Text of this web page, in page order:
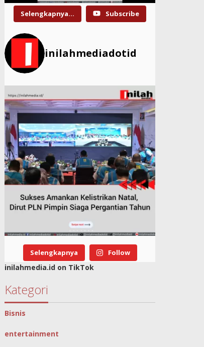
Selengkapnya... Subscribe
inilahmediadotid
Selengkapnya Follow
inilahmedia.id on TikTok
Kategori
Bisnis
entertainment